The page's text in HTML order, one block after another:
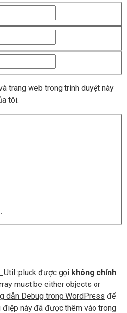
trang web trong trình duyệt này
tôi.
được gọi không chính
must be either objects or
dẫn Debug trong WordPress để
điệp này đã được thêm vào trong